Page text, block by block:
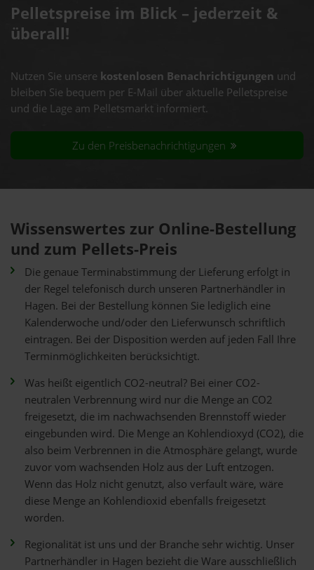
Pelletspreise im Blick – jederzeit &
überall!
Nutzen Sie unsere kostenlosen Benachrichtigungen und
bleiben Sie bequem per E-Mail über aktuelle Pelletspreise
und die Lage am Pelletsmarkt informiert.
Zu den Preisbenachrichtigungen
Wissenswertes zur Online-Bestellung
und zum Pellets-Preis
Die genaue Terminabstimmung der Lieferung erfolgt in
der Regel telefonisch durch unseren Partnerhändler in
Hagen. Bei der Bestellung können Sie lediglich eine
Kalenderwoche und/oder den Lieferwunsch schriftlich
eintragen. Bei der Disposition werden auf jeden Fall Ihre
Terminmöglichkeiten berücksichtigt.
Was heißt eigentlich CO2-neutral? Bei einer CO2-
neutralen Verbrennung wird nur die Menge an CO2
freigesetzt, die im nachwachsenden Brennstoff wieder
eingebunden wird. Die Menge an Kohlendioxyd (CO2), die
also beim Verbrennen in die Atmosphäre gelangt, wurde
zuvor vom wachsenden Holz aus der Luft entzogen.
Wenn das Holz nicht genutzt, also verfault wäre, wäre
diese Menge an Kohlendioxid ebenfalls freigesetzt
worden.
Regionalität ist uns und der Branche sehr wichtig. Unser
Partnerhändler in Hagen bezieht die Ware ausschließlich